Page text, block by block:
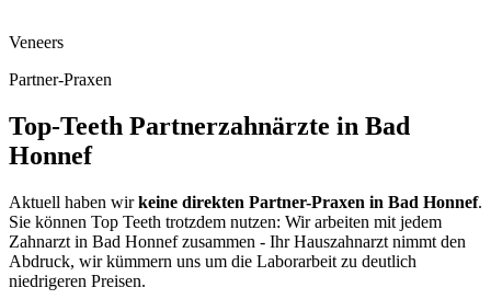
Veneers
Partner-Praxen
Top-Teeth Partnerzahnärzte in Bad
Honnef
Aktuell haben wirkeine direkten Partner-Praxen in Bad Honnef.
Sie können Top Teeth trotzdem nutzen: Wir arbeiten mit jedem
Zahnarzt in Bad Honnefzusammen - Ihr Hauszahnarzt nimmt den
Abdruck, wir kümmern uns um die Laborarbeit zu deutlich
niedrigeren Preisen.